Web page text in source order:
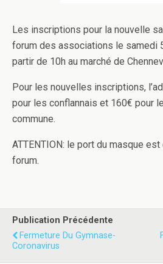
Les inscriptions pour la nouvelle
forum des associations le samedi
partir de 10h au marché de
Pour les nouvelles inscriptions,
pour les conflannais et 160€ pour
commune.
ATTENTION: le port du masque
forum.
Publication Précédente
Fermeture Du Gymnase-
Coronavirus